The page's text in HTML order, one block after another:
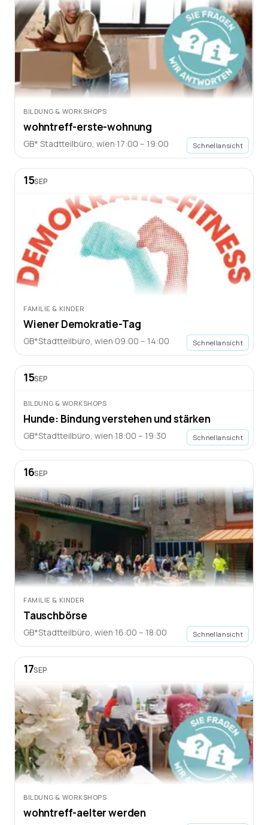
BILDUNG & WORKSHOPS
wohntreff-erste-wohnung
GB* Stadtteilbüro, wien·17:00 – 19:00 Schnellansicht
15SEP
FAMILIE & KINDER
Wiener Demokratie-Tag
GB*Stadtteilbüro wien·09:00 – 14:00 Schnellansicht
15SEP
BILDUNG & WORKSHOPS
Hunde: Bindung verstehen und stärken
GB*Stadtteilbüro wien·18:00 – 19:30 Schnellansicht
16SEP
FAMILIE & KINDER
Tauschbörse
GB*Stadtteilbüro, wien·16:00 – 18:00 Schnellansicht
17SEP
BILDUNG & WORKSHOPS
wohntreff-aelter werden